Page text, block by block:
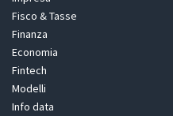
Fisco & Tasse
Finanza
Economia
Fintech
Modelli
Info data